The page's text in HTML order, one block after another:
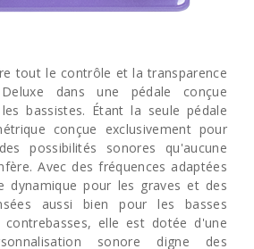
tout le contrôle et la transparence
dans une pédale conçue
bassistes. Étant la seule pédale
conçue exclusivement pour
possibilités sonores qu'aucune
Avec des fréquences adaptées
dynamique pour les graves et des
aussi bien pour les basses
contrebasses, elle est dotée d'une
sonore digne des